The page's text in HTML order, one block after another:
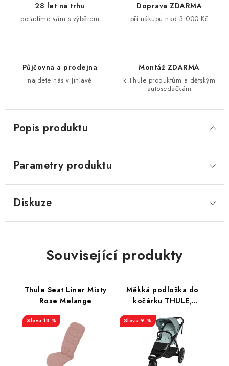
28 let na trhu
poradíme vám s výběrem
Doprava ZDARMA
při nákupu nad 3 000 Kč
Půjčovna a prodejna
najdete nás v Jihlavě
Montáž ZDARMA
k Thule produktům a dětským
autosedačkám
Popis produktu
Parametry produktu
Diskuze
Související produkty
Thule Seat Liner Misty
Rose Melange
18 %
Měkká podložka do
kočárku THULE,
Froté/Bambus
9 %